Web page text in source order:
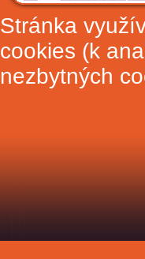
Stránka
cookies (k
nezbytných